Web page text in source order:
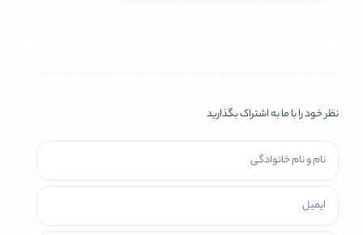
نظر خود را با ما به اشتراک بگذارید